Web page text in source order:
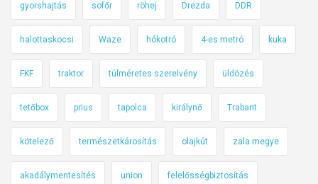
gyorshajtás sofőr röhej Drezda DDR
halottaskocsi Waze hókotró 4-es metró kuka
FKF traktor túlméretes szerelvény üldözés
tetőbox prius tapolca királynő Trabant
kötelező természetkárosítás olajkút zala megye
akadálymentesítés union felelősségbiztosítás